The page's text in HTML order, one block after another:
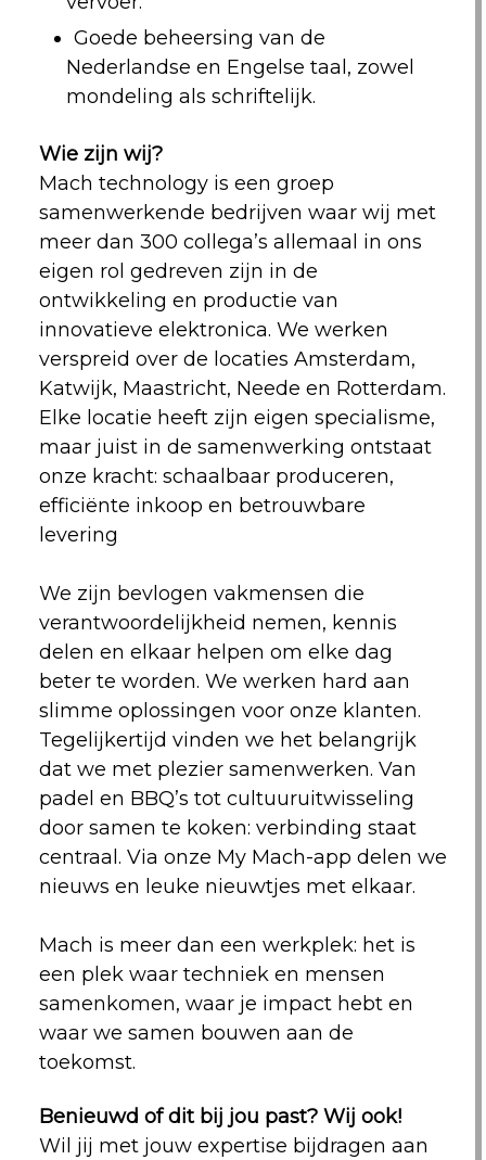
Goede beheersing van de
Nederlandse en Engelse taal, zowel
mondeling als schriftelijk.
Wie zijn wij?
Mach technology is een groep
samenwerkende bedrijven waar wij met
meer dan 300 collega’s allemaal in ons
eigen rol gedreven zijn in de
ontwikkeling en productie van
innovatieve elektronica. We werken
verspreid over de locaties Amsterdam,
Katwijk, Maastricht, Neede en Rotterdam.
Elke locatie heeft zijn eigen specialisme,
maar juist in de samenwerking ontstaat
onze kracht: schaalbaar produceren,
efficiënte inkoop en betrouwbare
levering
We zijn bevlogen vakmensen die
verantwoordelijkheid nemen, kennis
delen en elkaar helpen om elke dag
beter te worden. We werken hard aan
slimme oplossingen voor onze klanten.
Tegelijkertijd vinden we het belangrijk
dat we met plezier samenwerken. Van
padel en BBQ’s tot cultuuruitwisseling
door samen te koken: verbinding staat
centraal. Via onze My Mach-app delen we
nieuws en leuke nieuwtjes met elkaar.
Mach is meer dan een werkplek: het is
een plek waar techniek en mensen
samenkomen, waar je impact hebt en
waar we samen bouwen aan de
toekomst.
Benieuwd of dit bij jou past? Wij ook!
Wil jij met jouw expertise bijdragen aan